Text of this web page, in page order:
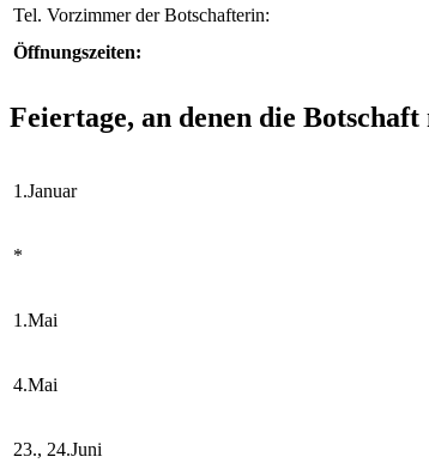
Tel. Vorzimmer der Botschafterin:
Öffnungszeiten:
Feiertage, an denen die
1.Januar
*
1.Mai
4.Mai
23., 24.Juni